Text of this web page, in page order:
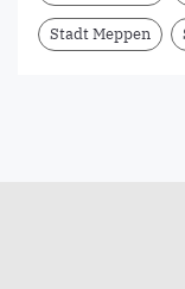
Stadt Meppen